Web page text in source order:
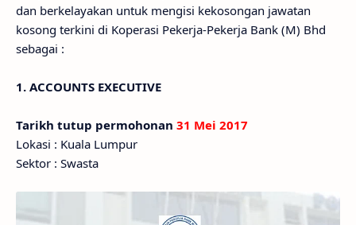
dan berkelayakan untuk mengisi kekosongan jawatan
kosong terkini di Koperasi Pekerja-Pekerja Bank (M) Bhd
sebagai :
1. ACCOUNTS EXECUTIVE
Tarikh tutup permohonan 31 Mei 2017
Lokasi : Kuala Lumpur
Sektor : Swasta